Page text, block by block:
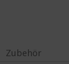
Zubehör